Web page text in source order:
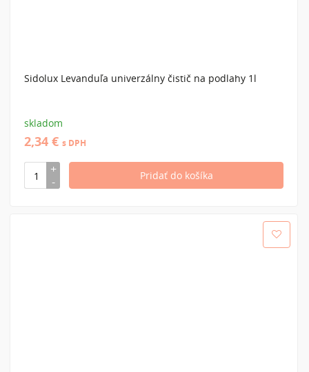
Sidolux Levanduľa univerzálny čistič na podlahy 1l
skladom
2,34 € s DPH